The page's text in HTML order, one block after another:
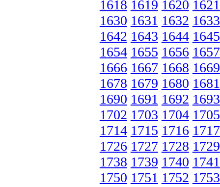
1618 1619 1620 1621
1630 1631 1632 1633
1642 1643 1644 1645
1654 1655 1656 1657
1666 1667 1668 1669
1678 1679 1680 1681
1690 1691 1692 1693
1702 1703 1704 1705
1714 1715 1716 1717
1726 1727 1728 1729
1738 1739 1740 1741
1750 1751 1752 1753